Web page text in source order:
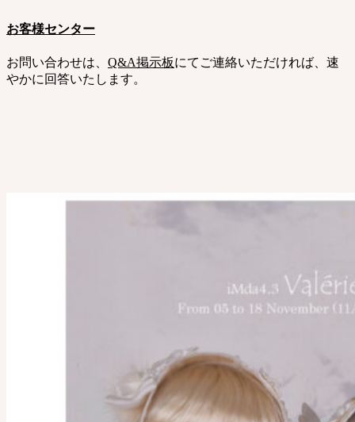
お客様センター
お問い合わせは、 Q&A掲示板にてご連絡いただければ、速
やかに回答いたします。